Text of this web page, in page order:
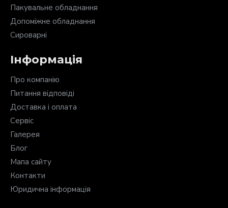
Пакувальне обладнання
Допоміжне обладнання
Сироварні
Інформація
Про компанію
Питання відповіді
Доставка і оплата
Сервіс
Галерея
Блог
Мапа сайту
Контакти
Юридична інформація